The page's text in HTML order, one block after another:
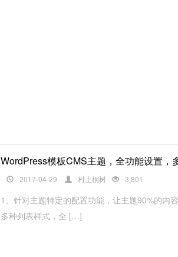
WordPress模板CMS主题，全功能设置，
2017-04-29 村上桐树 3,801
1、针对主题特定的配置功能，让主题90%的内
多种列表样式，全 […]